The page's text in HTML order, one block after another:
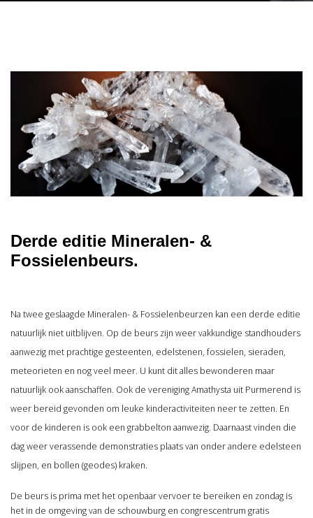
Derde editie Mineralen- &
Fossielenbeurs.
Na twee geslaagde Mineralen- & Fossielenbeurzen kan een derde editie
natuurlijk niet uitblijven. Op de beurs zijn weer vakkundige standhouders
aanwezig met prachtige gesteenten, edelstenen, fossielen, sieraden,
meteorieten en nog veel meer. U kunt dit alles bewonderen maar
natuurlijk ook aanschaffen. Ook de vereniging Amathysta uit Purmerend is
weer bereid gevonden om leuke kinderactiviteiten neer te zetten. En
voor de kinderen is ook een grabbelton aanwezig. Daarnaast vinden die
dag weer verassende demonstraties plaats van onder andere edelsteen
slijpen, en bollen (geodes) kraken.
De beurs is prima met het openbaar vervoer te bereiken en zondag is
het in de omgeving van de schouwburg en congrescentrum gratis